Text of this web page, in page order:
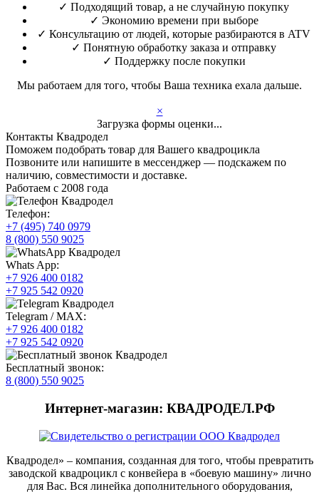
✓ Подходящий товар, а не случайную покупку
✓ Экономию времени при выборе
✓ Консультацию от людей, которые разбираются в ATV
✓ Понятную обработку заказа и отправку
✓ Поддержку после покупки
Мы работаем для того, чтобы Ваша техника ехала дальше.
×
Загрузка формы оценки...
Контакты Квадродел
Поможем подобрать товар для Вашего квадроцикла
Позвоните или напишите в мессенджер — подскажем по
наличию, совместимости и доставке.
Работаем с 2008 года
Телефон:
+7 (495) 740 0979
8 (800) 550 9025
Whats App:
+7 926 400 0182
+7 925 542 0920
Telegram / MAX:
+7 926 400 0182
+7 925 542 0920
Бесплатный звонок:
8 (800) 550 9025
Интернет-магазин: КВАДРОДЕЛ.РФ
Квадродел» – компания, созданная для того, чтобы превратить
заводской квадроцикл с конвейера в «боевую машину» лично
для Вас. Вся линейка дополнительного оборудования,